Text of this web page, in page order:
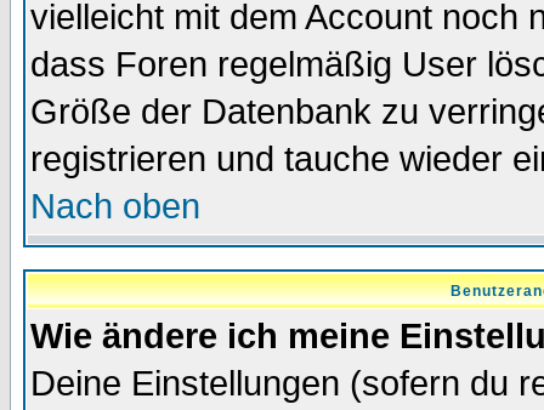
vielleicht mit dem Account noch
dass Foren regelmäßig User
Größe der Datenbank zu
registrieren und tauche wieder
Nach oben
Wie ändere ich meine
Deine Einstellungen (sofern du